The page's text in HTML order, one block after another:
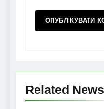
Related News